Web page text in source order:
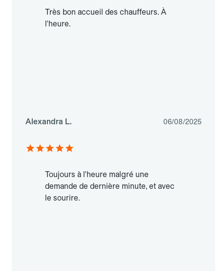
Très bon accueil des chauffeurs. À
l'heure.
Alexandra L. 06/08/2025
Toujours à l'heure malgré une
demande de dernière minute, et avec
le sourire.